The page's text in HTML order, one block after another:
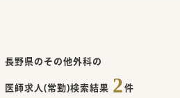
長野県のその他外科の
医師求人(常勤)検索結果 2件